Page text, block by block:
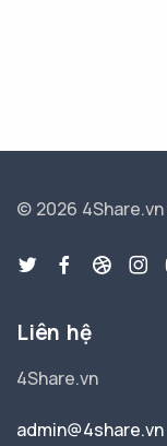
© 2026 4Share.vn
Liên hệ
4Share.vn
admin@4share.vn